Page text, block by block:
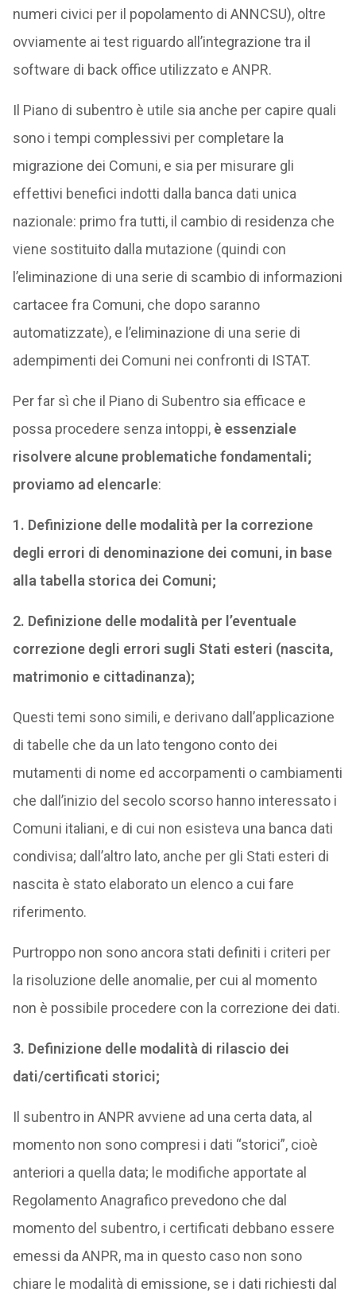
numeri civici per il popolamento di ANNCSU), oltre
ovviamente ai test riguardo all’integrazione tra il
software di back office utilizzato e ANPR.
Il Piano di subentro è utile sia anche per capire quali
sono i tempi complessivi per completare la
migrazione dei Comuni, e sia per misurare gli
effettivi benefici indotti dalla banca dati unica
nazionale: primo fra tutti, il cambio di residenza che
viene sostituito dalla mutazione (quindi con
l’eliminazione di una serie di scambio di informazioni
cartacee fra Comuni, che dopo saranno
automatizzate), e l’eliminazione di una serie di
adempimenti dei Comuni nei confronti di ISTAT.
Per far sì che il Piano di Subentro sia efficace e
possa procedere senza intoppi, è essenziale
risolvere alcune problematiche fondamentali;
proviamo ad elencarle:
1. Definizione delle modalità per la correzione
degli errori di denominazione dei comuni, in base
alla tabella storica dei Comuni;
2. Definizione delle modalità per l’eventuale
correzione degli errori sugli Stati esteri (nascita,
matrimonio e cittadinanza);
Questi temi sono simili, e derivano dall’applicazione
di tabelle che da un lato tengono conto dei
mutamenti di nome ed accorpamenti o cambiamenti
che dall’inizio del secolo scorso hanno interessato i
Comuni italiani, e di cui non esisteva una banca dati
condivisa; dall’altro lato, anche per gli Stati esteri di
nascita è stato elaborato un elenco a cui fare
riferimento.
Purtroppo non sono ancora stati definiti i criteri per
la risoluzione delle anomalie, per cui al momento
non è possibile procedere con la correzione dei dati.
3. Definizione delle modalità di rilascio dei
dati/certificati storici;
Il subentro in ANPR avviene ad una certa data, al
momento non sono compresi i dati “storici”, cioè
anteriori a quella data; le modifiche apportate al
Regolamento Anagrafico prevedono che dal
momento del subentro, i certificati debbano essere
emessi da ANPR, ma in questo caso non sono
chiare le modalità di emissione, se i dati richiesti dal